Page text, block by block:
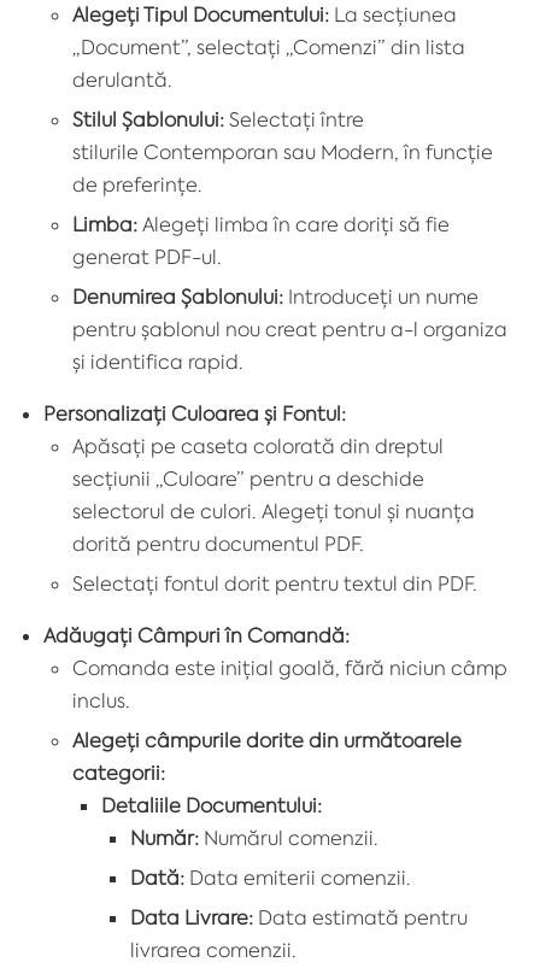
Alegeți Tipul Documentului: La secțiunea
„Document”, selectați „ Comenzi” din lista
derulantă.
Stilul Șablonului: Selectați între
stilurile Contemporan sau Modern, în funcție
de preferințe.
Limba: Alegeți limba în care doriți să fie
generat PDF-ul.
Denumirea Șablonului: Introduceți un nume
pentru șablonul nou creat pentru a-l organiza
și identifica rapid.
Personalizați Culoarea și Fontul:
Apăsați pe caseta colorată din dreptul
secțiunii „ Culoare” pentru a deschide
selectorul de culori. Alegeți tonul și nuanța
dorită pentru documentul PDF.
Selectați fontul dorit pentru textul din PDF.
Adăugați Câmpuri în Comandă:
Comanda este inițial goală, fără niciun câmp
inclus.
Alegeți câmpurile dorite din următoarele
categorii:
Detaliile Documentului:
Număr: Numărul comenzii.
Dată: Data emiterii comenzii.
Data Livrare: Data estimată pentru
livrarea comenzii.